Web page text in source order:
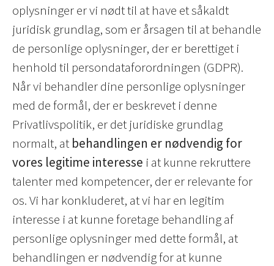
oplysninger er vi nødt til at have et såkaldt
juridisk grundlag, som er årsagen til at behandle
de personlige oplysninger, der er berettiget i
henhold til persondataforordningen (GDPR).
Når vi behandler dine personlige oplysninger
med de formål, der er beskrevet i denne
Privatlivspolitik, er det juridiske grundlag
normalt, at behandlingen er nødvendig for
vores legitime interesse i at kunne rekruttere
talenter med kompetencer, der er relevante for
os. Vi har konkluderet, at vi har en legitim
interesse i at kunne foretage behandling af
personlige oplysninger med dette formål, at
behandlingen er nødvendig for at kunne